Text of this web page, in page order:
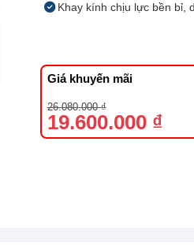
Khay kính chịu lực bền bỉ,
Giá khuyến mãi
26.080.000₫
Giá
gốc
là:
26.080.000 ₫.
19.600.000 ₫
Giá
hiện
tại
là: